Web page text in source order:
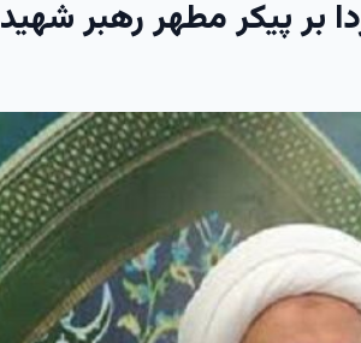
بر پیکر مطهر رهبر شهید